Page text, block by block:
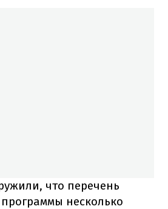
что перечень
несколько